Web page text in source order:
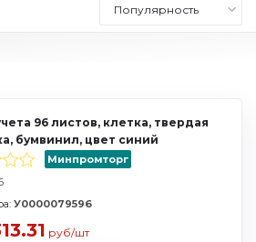
96 листов, клетка, твердая
бумвинил, цвет синий
Минпромторг
У0000079596
руб/шт